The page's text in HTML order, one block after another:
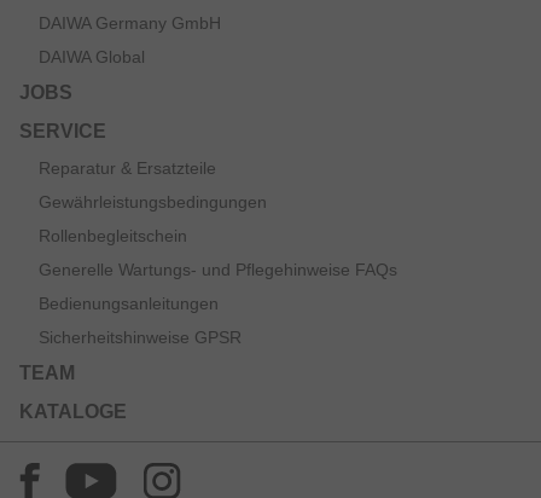
DAIWA Germany GmbH
DAIWA Global
JOBS
SERVICE
Reparatur & Ersatzteile
Gewährleistungsbedingungen
Rollenbegleitschein
Generelle Wartungs- und Pflegehinweise FAQs
Bedienungsanleitungen
Sicherheitshinweise GPSR
TEAM
KATALOGE